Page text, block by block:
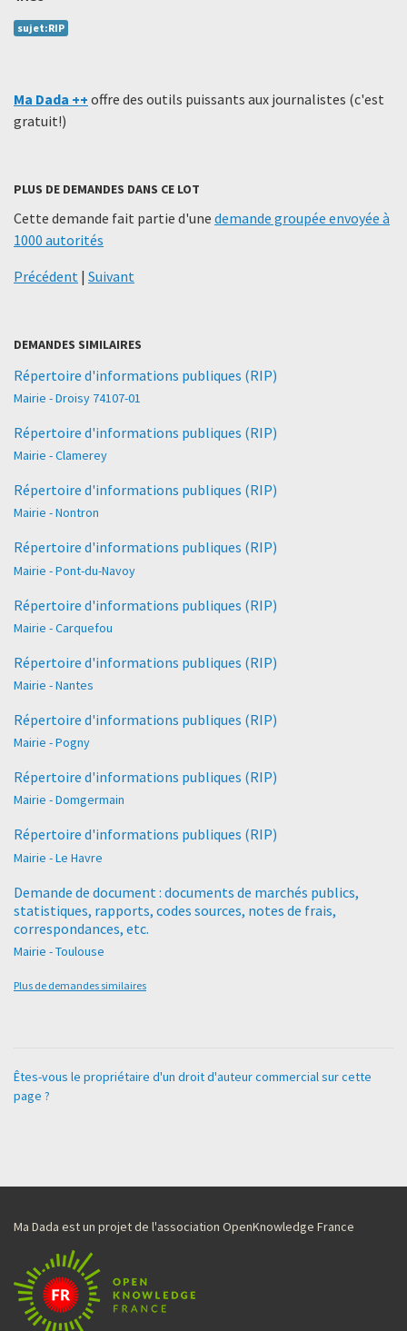
sujet:RIP
Ma Dada ++ offre des outils puissants aux journalistes (c'est
gratuit!)
PLUS DE DEMANDES DANS CE LOT
Cette demande fait partie d'une demande groupée envoyée à
1000 autorités
Précédent | Suivant
DEMANDES SIMILAIRES
Répertoire d'informations publiques (RIP)
Mairie - Droisy 74107-01
Répertoire d'informations publiques (RIP)
Mairie - Clamerey
Répertoire d'informations publiques (RIP)
Mairie - Nontron
Répertoire d'informations publiques (RIP)
Mairie - Pont-du-Navoy
Répertoire d'informations publiques (RIP)
Mairie - Carquefou
Répertoire d'informations publiques (RIP)
Mairie - Nantes
Répertoire d'informations publiques (RIP)
Mairie - Pogny
Répertoire d'informations publiques (RIP)
Mairie - Domgermain
Répertoire d'informations publiques (RIP)
Mairie - Le Havre
Demande de document : documents de marchés publics,
statistiques, rapports, codes sources, notes de frais,
correspondances, etc.
Mairie - Toulouse
Plus de demandes similaires
Êtes-vous le propriétaire d'un droit d'auteur commercial sur cette
page ?
Ma Dada est un projet de l'association OpenKnowledge France